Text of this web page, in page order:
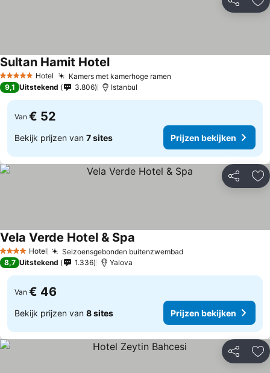
Delen
5 Sterren Hotel Kamers met kamerhoge ramen
Sultan Hamit Hotel
9,1 Uitstekend 3.806 Istanbul
Van € 52
Bekijk prijzen van 7 sites Prijzen bekijken
Delen
4 SterrenHotel Seizoensgebonden buitenzwembad
Vela Verde Hotel & Spa
8,7 Uitstekend 1.336 Yalova
Van € 46
Bekijk prijzen van 8 sites Prijzen bekijken
Delen